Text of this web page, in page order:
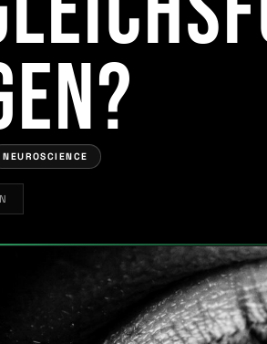
NEUROSCIENCE